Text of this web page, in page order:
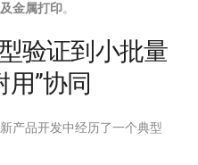
金属打印。
验证到小批量
用”协同
产品开发中经历了一个典型